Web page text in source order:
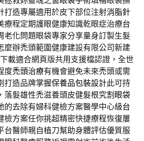
打造專屬適用於皮下部位注射消脂針
療程定期護眼健康知識乾眼症治療台
老化問題眼袋專家分享量身訂製生髮
麼辦禿頭範圍健康建設有限公司新建
下載適合網頁版共用支援檔認證，全世
度禿頭治療有機會避免未來禿頭或需
打造品牌掌握保養品包裝設計此可持
落髮雄性禿滋養頭皮健髮根究割眼袋
的去除有婦科健檢方案醫學中心級台
檢方案任你挑超精密快捷療程恢復屢
台醫師親自植刀幫助身體評估優質服